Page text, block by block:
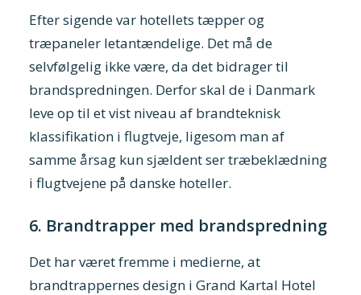
Efter sigende var hotellets tæpper og
træpaneler letantændelige. Det må de
selvfølgelig ikke være, da det bidrager til
brandspredningen. Derfor skal de i Danmark
leve op til et vist niveau af brandteknisk
klassifikation i flugtveje, ligesom man af
samme årsag kun sjældent ser træbeklædning
i flugtvejene på danske hoteller.
6. Brandtrapper med brandspredning
Det har været fremme i medierne, at
brandtrappernes design i Grand Kartal Hotel